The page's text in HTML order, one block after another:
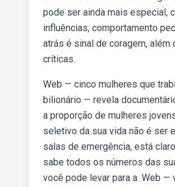
pode ser ainda mais especial,
influências, comportamento
atrás é sinal de coragem,
críticas.
Web — cinco mulheres que
bilionário — revela
a proporção de mulheres
seletivo da sua vida não é ser
salas de emergência, está
sabe todos os números das
você pode levar para a. Web